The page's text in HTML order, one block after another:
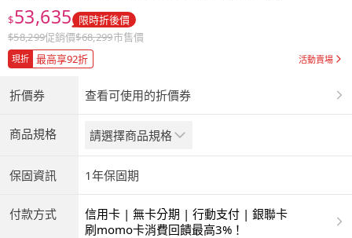
$53,635 限時折後價
$58,299促銷價$68,299市售價
現折 最高享92折 活動賣場
折價券 查看可使用的折價券
商品規格 請選擇商品規格
保固資訊 1年保固期
付款方式
信用卡 | 無卡分期 | 行動支付 | 銀聯卡
刷momo卡消費回饋最高3%！